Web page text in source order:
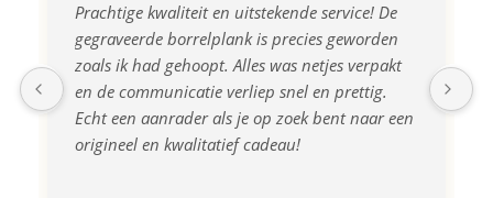
Prachtige kwaliteit en uitstekende service! De
gegraveerde borrelplank is precies geworden
zoals ik had gehoopt. Alles was netjes verpakt
en de communicatie verliep snel en prettig.
Echt een aanrader als je op zoek bent naar een
origineel en kwalitatief cadeau!